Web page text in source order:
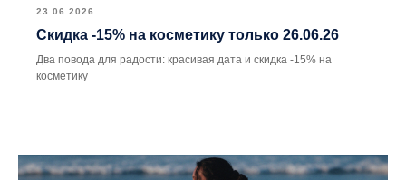
23.06.2026
Скидка -15% на косметику только 26.06.26
Два повода для радости: красивая дата и скидка -15% на
косметику